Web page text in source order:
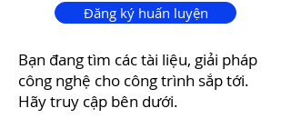
Đăng ký huấn luyện
Bạn đang tìm các tài liệu, giải pháp
công nghệ cho công trình sắp tới.
Hãy truy cập bên dưới.